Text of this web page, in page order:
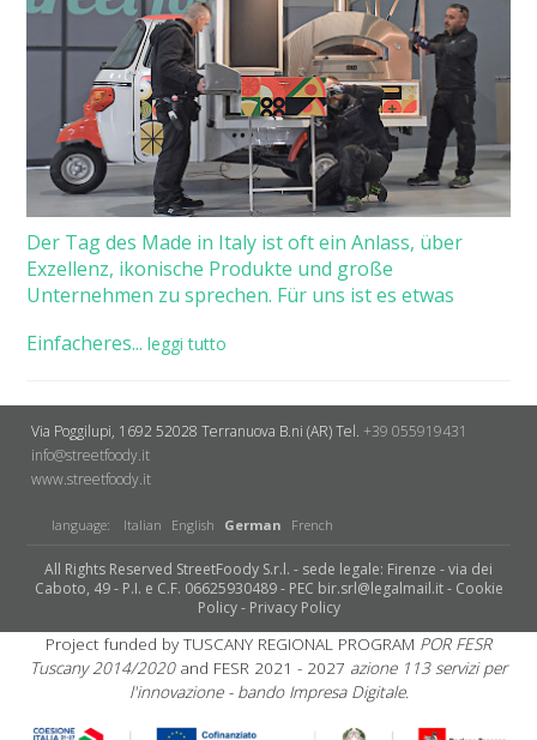
Der Tag des Made in Italy ist oft ein Anlass, über
Exzellenz, ikonische Produkte und große
Unternehmen zu sprechen. Für uns ist es etwas
Einfacheres... leggi tutto
Via Poggilupi, 1692 52028 Terranuova B.ni (AR)Tel. +39 055919431
info@streetfoody.it
www.streetfoody.it
language: Italian English German French
All Rights Reserved StreetFoody S.r.l. - sede legale: Firenze - via dei
Caboto, 49 - P.I. e C.F. 06625930489 - PEC bir.srl@legalmail.it - Cookie
Policy- Privacy Policy
Project funded by TUSCANY REGIONAL PROGRAM POR FESR
Tuscany 2014/2020and FESR 2021 - 2027 azione 113 servizi per
l'innovazione - bando Impresa Digitale.